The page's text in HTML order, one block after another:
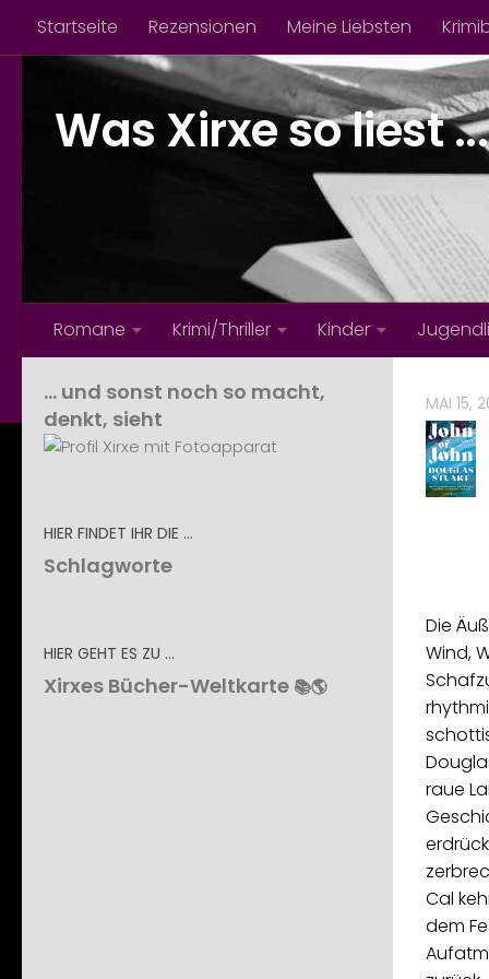
Zum Inhalt springen
Startseite Rezensionen Meine Liebsten
Was Xirxe so liest ...
Romane Krimi/Thriller Kinder
MAI 15,
Die
Wind,
raue
Cal
dem
… und sonst noch so macht,
denkt, sieht
HIER FINDET IHR DIE …
Schlagworte
HIER GEHT ES ZU …
Xirxes Bücher-Weltkarte 📚🌎